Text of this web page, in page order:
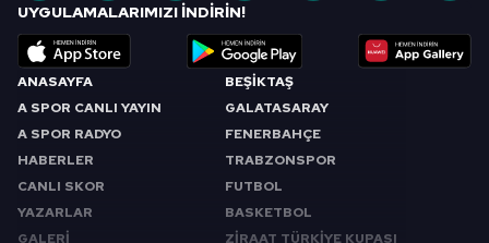
ANASAYFA
A SPOR CANLI YAYIN
A SPOR RADYO
HABERLER
CANLI SKOR
YAZARLAR
GALERİ
BEŞİKTAŞ
GALATASARAY
FENERBAHÇE
TRABZONSPOR
FUTBOL
BASKETBOL
ZİRAAT TÜRKİYE KUPASI
UYGULAMALARIMIZI İNDİRİN!